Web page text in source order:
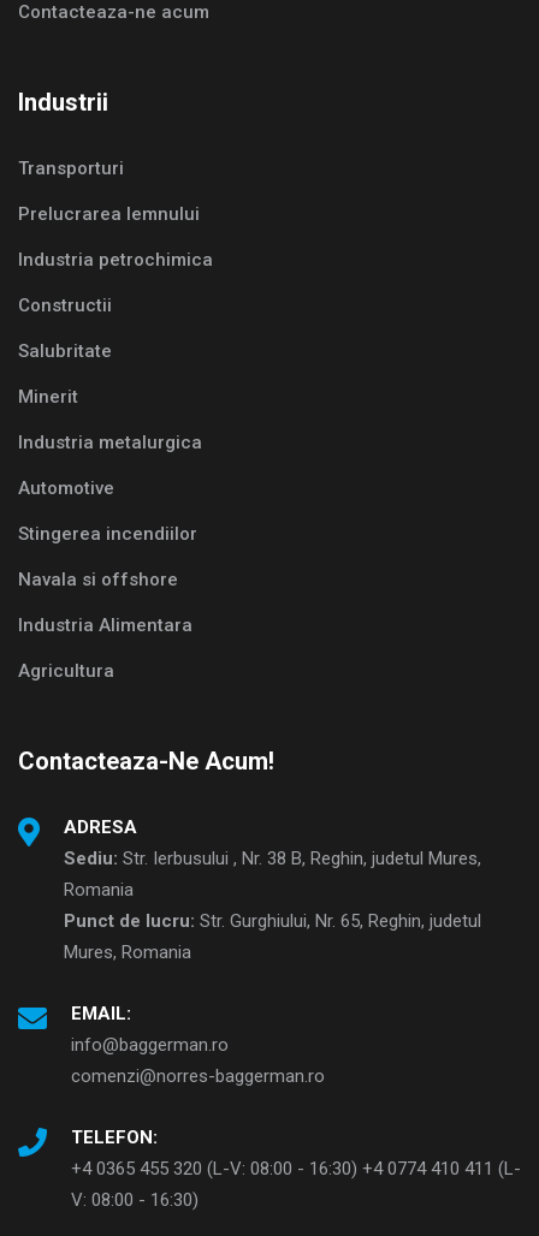
Contacteaza-ne acum
Industrii
Transporturi
Prelucrarea lemnului
Industria petrochimica
Constructii
Salubritate
Minerit
Industria metalurgica
Automotive
Stingerea incendiilor
Navala si offshore
Industria Alimentara
Agricultura
Contacteaza-Ne Acum!
ADRESA
Sediu: Str. Ierbusului , Nr. 38 B, Reghin, judetul Mures,
Romania
Punct de lucru: Str. Gurghiului, Nr. 65, Reghin, judetul
Mures, Romania
EMAIL:
info@baggerman.ro
comenzi@norres-baggerman.ro
TELEFON:
+4 0365 455 320 (L-V: 08:00 - 16:30) +4 0774 410 411 (L-
V: 08:00 - 16:30)